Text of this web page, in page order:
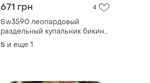
671 грн 4
Sw3590 леопардовый
раздельный купальник бикини
стринги
S и еще 1